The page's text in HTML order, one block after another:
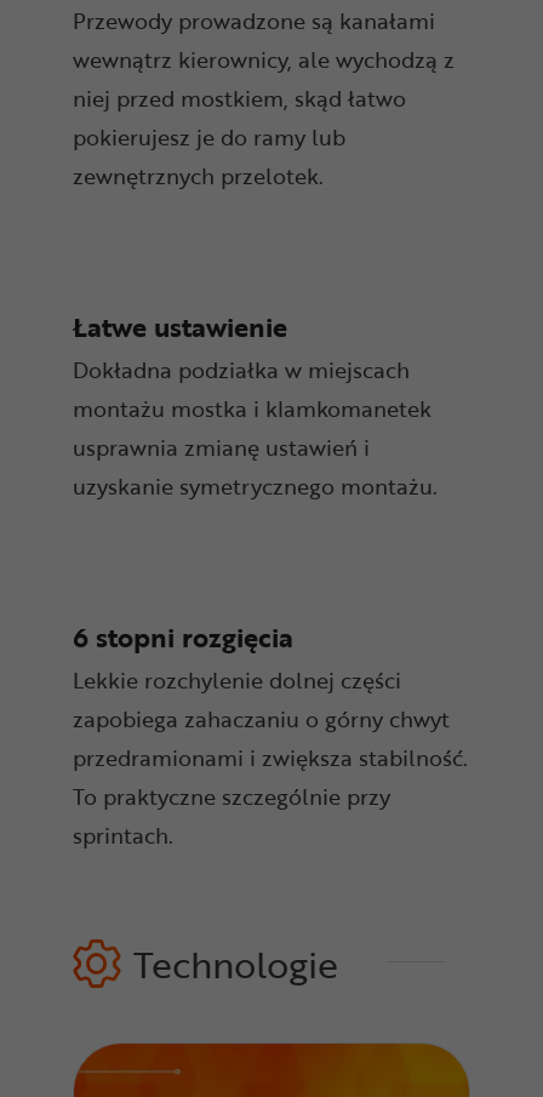
Przewody prowadzone są kanałami
wewnątrz kierownicy, ale wychodzą z
niej przed mostkiem, skąd łatwo
pokierujesz je do ramy lub
zewnętrznych przelotek.
Łatwe ustawienie
Dokładna podziałka w miejscach
montażu mostka i klamkomanetek
usprawnia zmianę ustawień i
uzyskanie symetrycznego montażu.
6 stopni rozgięcia
Lekkie rozchylenie dolnej części
zapobiega zahaczaniu o górny chwyt
przedramionami i zwiększa stabilność.
To praktyczne szczególnie przy
sprintach.
Technologie